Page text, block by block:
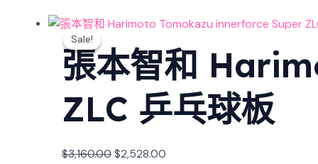
Sale!
Sale!
張本智和
ZLC 乒乓球板
$3,160.00$2,528.00